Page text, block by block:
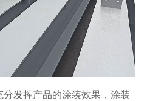
分发挥产品的涂装效果，涂装